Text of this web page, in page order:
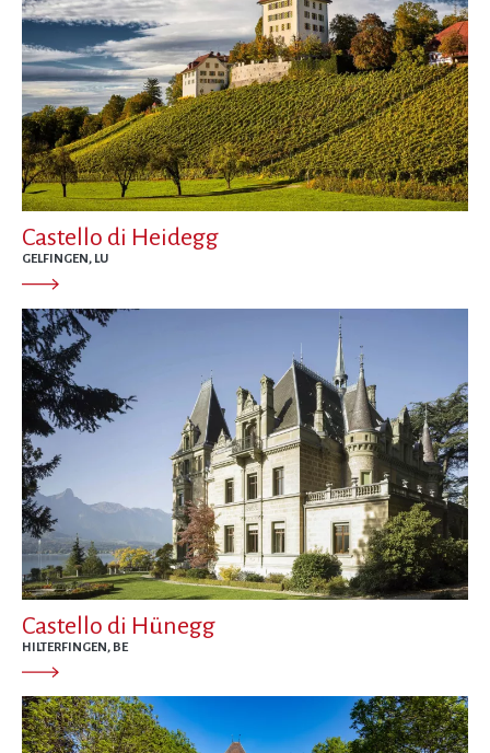
Castello di Heidegg
GELFINGEN, LU
Castello di Hünegg
HILTERFINGEN, BE